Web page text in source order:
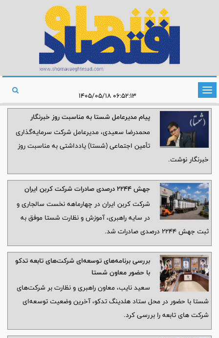
تغییر
وضعیت
ناوبری
پیام مدیرعامل شستا به مناسبت روز خبرنگار
محمدرضا سعیدی، مدیرعامل شرکت سرمایه‌گذاری
تأمین اجتماعی (شستا) یادداشتی به مناسبت روز
خبرنگار نوشت.
جهش ۲۲۴۴ درصدی صادرات شرکت کربن ایران
شرکت کربن ایران در چهارماهه نخست سالجاری و
در سایه راهبری، آموزش و نظارت شستا موفق به
ثبت جهش ۲۲۴۴ درصدی صادرات شد.
بررسی برنامه‌های توسعه‌ای شرکت‌های تابعه تدکو
با حضور معاون شستا
سعید نایب، معاون راهبری و نظارت بر شرکت‌های
شستا با حضور در محل ستاد هلدینگ تدکو، آخرین وضعیت توسعه‌ای
شرکت های تابعه را بررسی کرد.